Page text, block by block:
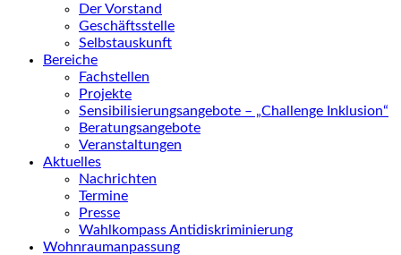
Der Vorstand
Geschäftsstelle
Selbstauskunft
Bereiche
Fachstellen
Projekte
Sensibilisierungsangebote – „Challenge Inklusion“
Beratungsangebote
Veranstaltungen
Aktuelles
Nachrichten
Termine
Presse
Wahlkompass Antidiskriminierung
Wohnraumanpassung